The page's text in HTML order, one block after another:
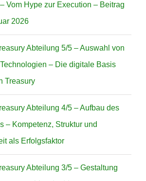
Vom Hype zur Execution – Beitrag
2026
Abteilung 5/5 – Auswahl von
– Die digitale Basis
Treasury
Abteilung 4/5 – Aufbau des
– Kompetenz, Struktur und
als Erfolgsfaktor
Abteilung 3/5 – Gestaltung